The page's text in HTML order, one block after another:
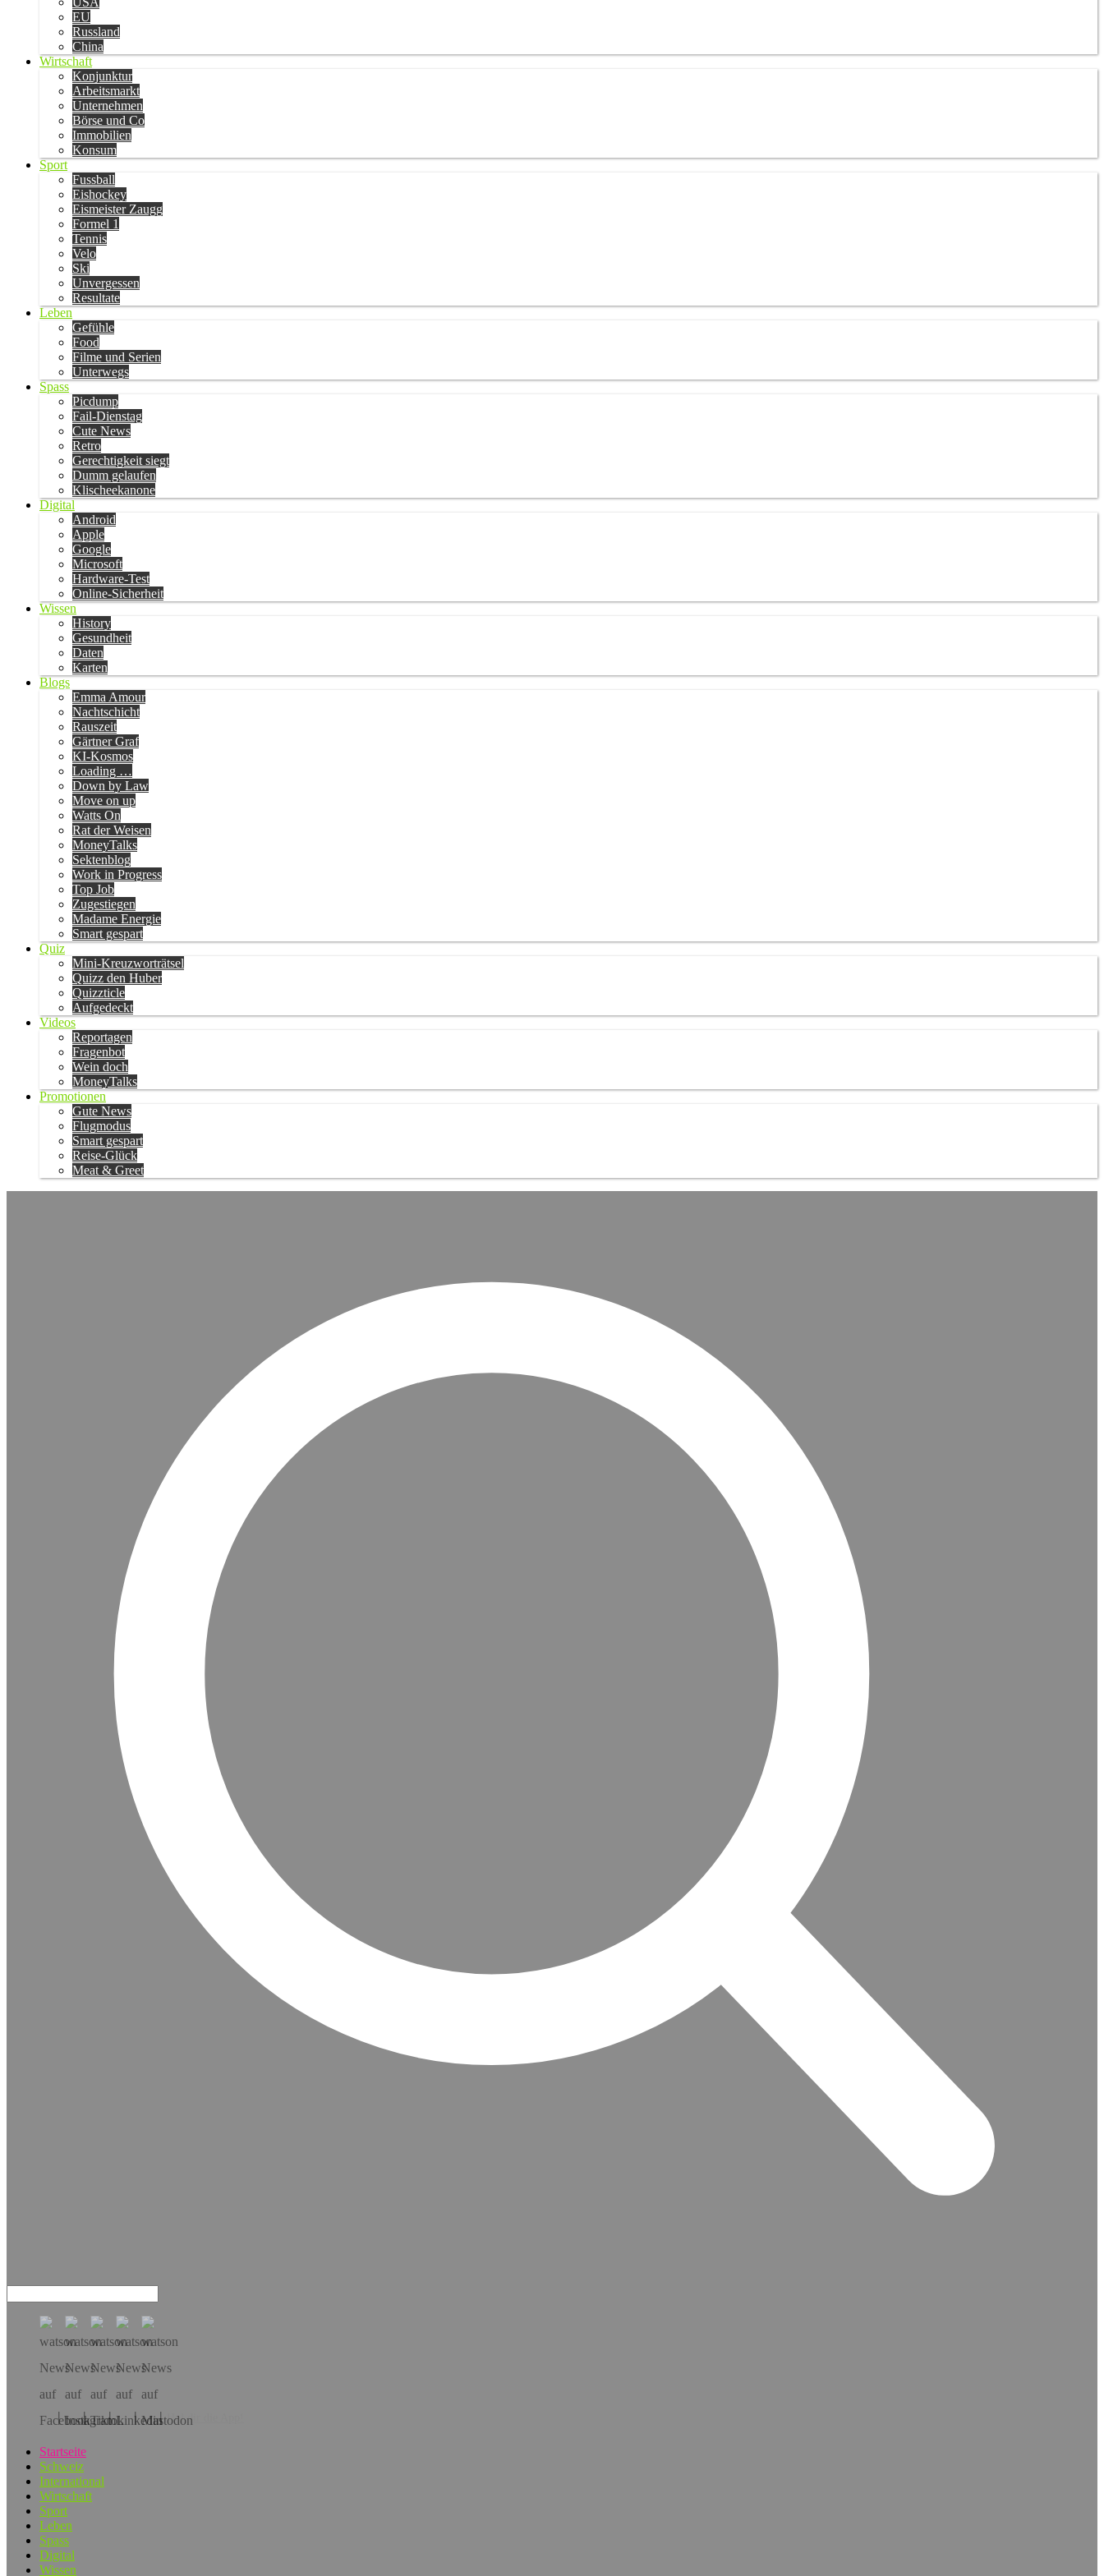
EU
Russland
China
Wirtschaft
Konjunktur
Arbeitsmarkt
Unternehmen
Börse und Co
Immobilien
Konsum
Sport
Fussball
Eishockey
Eismeister Zaugg
Formel 1
Tennis
Velo
Ski
Unvergessen
Resultate
Leben
Gefühle
Food
Filme und Serien
Unterwegs
Spass
Picdump
Fail-Dienstag
Cute News
Retro
Gerechtigkeit siegt
Dumm gelaufen
Klischeekanone
Digital
Android
Apple
Google
Microsoft
Hardware-Test
Online-Sicherheit
Wissen
History
Gesundheit
Daten
Karten
Blogs
Emma Amour
Nachtschicht
Rauszeit
Gärtner Graf
KI-Kosmos
Loading …
Down by Law
Move on up
Watts On
Rat der Weisen
MoneyTalks
Sektenblog
Work in Progress
Top Job
Zugestiegen
Madame Energie
Smart gespart
Quiz
Mini-Kreuzworträtsel
Quizz den Huber
Quizzticle
Aufgedeckt
Videos
Reportagen
Fragenbot
Wein doch
MoneyTalks
Promotionen
Gute News
Flugmodus
Smart gespart
Reise-Glück
Meat & Greet
Hol dir die App!
Startseite
Schweiz
International
Wirtschaft
Sport
Leben
Spass
Digital
Wissen